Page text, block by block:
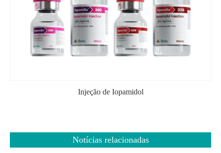
Injeção de Iopamidol
Notícias relacionadas